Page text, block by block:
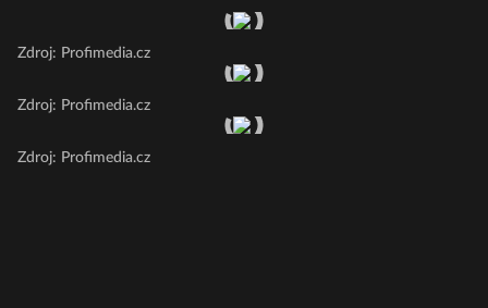
Zdroj: Profimedia.cz
Zdroj: Profimedia.cz
Zdroj: Profimedia.cz